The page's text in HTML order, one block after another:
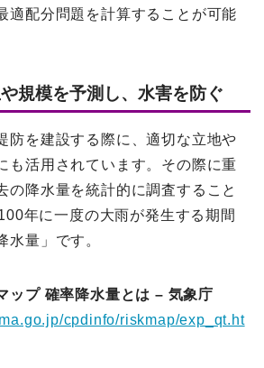
適配分問題を計算することが可能
規模を予測し、水害を防ぐ
防を建設する際に、適切な立地や
も活用されています。その際に重
の降水量を統計的に調査すること
年に一度の大雨が発生する期間
水量」です。
ップ 確率降水量とは – 気象庁
cpdinfo/riskmap/exp_qt.ht